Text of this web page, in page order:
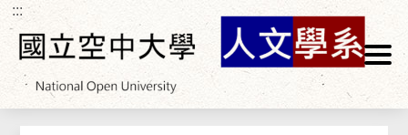
跳到主要內容區塊
:::
首頁>最新消息 >最新消息